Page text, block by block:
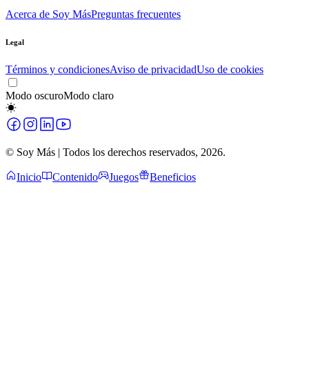
Acerca de Soy MásPreguntas frecuentes
Legal
Términos y condicionesAviso de privacidadUso de cookies
Modo oscuroModo claro
© Soy Más | Todos los derechos reservados, 2026.
Inicio Contenido Juegos Beneficios